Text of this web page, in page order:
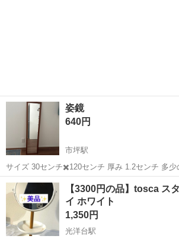
姿鏡
640円
市坪駅
サイズ 30センチ✖️120センチ 厚み 1.2センチ 多少の使用感はあると思
いますが鏡の割れや傷はありません。 早めに取りに来てくださる方優
先
愛媛 松山市 市坪駅 ミラー/鏡 あり
【3300円の品】tosca ス
イ ホワイト
1,350円
光洋台駅